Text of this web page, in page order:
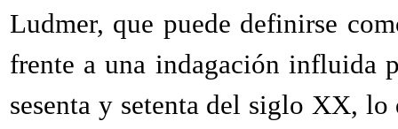
Ludmer, que puede definirse
frente a una indagación influida
sesenta y setenta del siglo XX, lo